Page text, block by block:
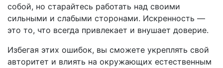
собой, но старайтесь работать над своими
сильными и слабыми сторонами. Искренность —
это то, что всегда привлекает и внушает доверие.
Избегая этих ошибок, вы сможете укреплять свой
авторитет и влиять на окружающих естественным